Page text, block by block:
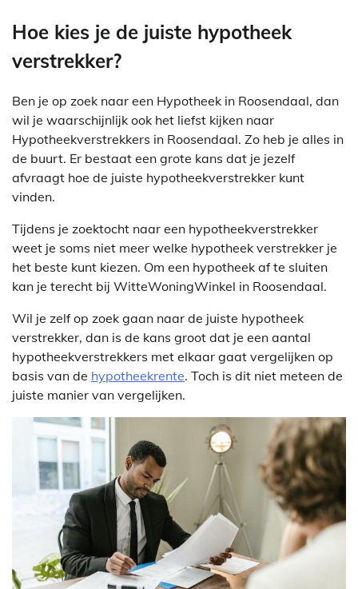
Hoe kies je de juiste hypotheek
verstrekker?
Ben je op zoek naar een Hypotheek in Roosendaal, dan
wil je waarschijnlijk ook het liefst kijken naar
Hypotheekverstrekkers in Roosendaal. Zo heb je alles in
de buurt. Er bestaat een grote kans dat je jezelf
afvraagt hoe de juiste hypotheekverstrekker kunt
vinden.
Tijdens je zoektocht naar een hypotheekverstrekker
weet je soms niet meer welke hypotheek verstrekker je
het beste kunt kiezen. Om een hypotheek af te sluiten
kan je terecht bij WitteWoningWinkel in Roosendaal.
Wil je zelf op zoek gaan naar de juiste hypotheek
verstrekker, dan is de kans groot dat je een aantal
hypotheekverstrekkers met elkaar gaat vergelijken op
basis van de hypotheekrente. Toch is dit niet meteen de
juiste manier van vergelijken.